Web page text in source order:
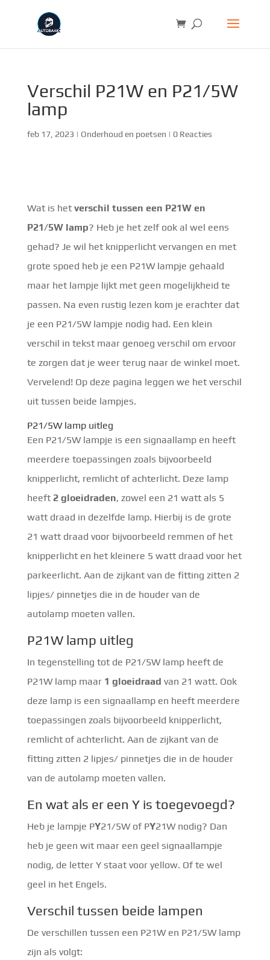
Verschil P21W en P21/5W
lamp
feb 17, 2023 | Onderhoud en poetsen | 0 Reacties
Wat is het verschil tussen een P21W en
P21/5W lamp? Heb je het zelf ook al wel eens
gehad? Je wil het knipperlicht vervangen en met
grote spoed heb je een P21W lampje gehaald
maar het lampje lijkt met geen mogelijkheid te
passen. Na even rustig lezen kom je erachter dat
je een P21/5W lampje nodig had. Een klein
verschil in tekst maar genoeg verschil om ervoor
te zorgen dat je weer terug naar de winkel moet.
Vervelend! Op deze pagina leggen we het verschil
uit tussen beide lampjes.
P21/5W lamp uitleg
Een P21/5W lampje is een signaallamp en heeft
meerdere toepassingen zoals bijvoorbeeld
knipperlicht, remlicht of achterlicht. Deze lamp
heeft 2 gloeidraden, zowel een 21 watt als 5
watt draad in dezelfde lamp. Hierbij is de grote
21 watt draad voor bijvoorbeeld remmen of het
knipperlicht en het kleinere 5 watt draad voor het
parkeerlicht. Aan de zijkant van de fitting zitten 2
lipjes/ pinnetjes die in de houder van de
autolamp moeten vallen.
P21W lamp uitleg
In tegenstelling tot de P21/5W lamp heeft de
P21W lamp maar 1 gloeidraad van 21 watt. Ook
deze lamp is een signaallamp en heeft meerdere
toepassingen zoals bijvoorbeeld knipperlicht,
remlicht of achterlicht. Aan de zijkant van de
fitting zitten 2 lipjes/ pinnetjes die in de houder
van de autolamp moeten vallen.
En wat als er een Y is toegevoegd?
Heb je lampje PY21/5W of PY21W nodig? Dan
heb je geen wit maar een geel signaallampje
nodig, de letter Y staat voor yellow. Of te wel
geel in het Engels.
Verschil tussen beide lampen
De verschillen tussen een P21W en P21/5W lamp
zijn als volgt: